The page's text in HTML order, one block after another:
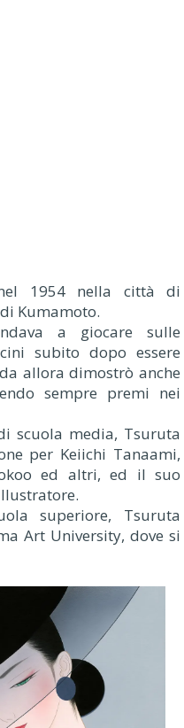
1954 nella città di
Kumamoto.
a giocare sulle
subito dopo essere
allora dimostrò anche
sempre premi nei
scuola media, Tsuruta
per Keiichi Tanaami,
ed altri, ed il suo
superiore, Tsuruta
Art University, dove si